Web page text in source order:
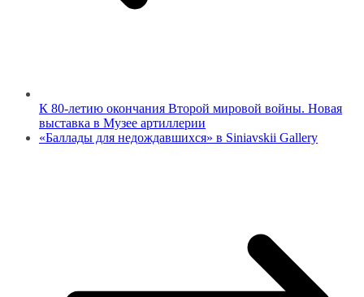
К 80-летию окончания Второй мировой войны. Новая
выставка в Музее артиллерии
«Баллады для недождавшихся» в Siniavskii Gallery